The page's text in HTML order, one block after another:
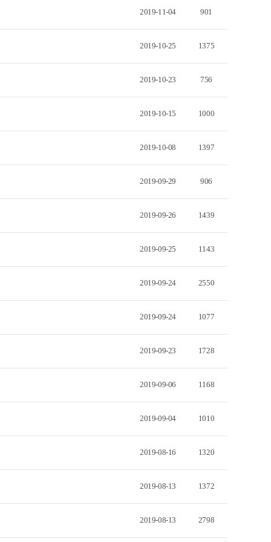
2019-11-04 901
2019-10-25 1375
2019-10-23 756
2019-10-15 1000
2019-10-08 1397
2019-09-29 906
2019-09-26 1439
2019-09-25 1143
2019-09-24 2550
2019-09-24 1077
2019-09-23 1728
2019-09-06 1168
2019-09-04 1010
2019-08-16 1320
2019-08-13 1372
2019-08-13 2798